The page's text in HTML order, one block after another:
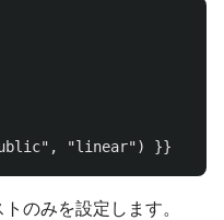
, "linear") }}
トのみを設定します。